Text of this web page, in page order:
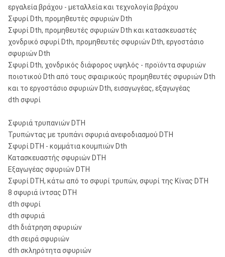
εργαλεία βράχου - μεταλλεία και τεχνολογία βράχου
Σφυρί Dth, προμηθευτές σφυριών Dth
Σφυρί Dth, προμηθευτές σφυριών Dth και κατασκευαστές
χονδρικό σφυρί Dth, προμηθευτές σφυριών Dth, εργοστάσιο
σφυριών Dth
Σφυρί Dth, χονδρικός διάφορος υψηλός - προϊόντα σφυριών
ποιοτικού Dth από τους σφαιρικούς προμηθευτές σφυριών Dth
και το εργοστάσιο σφυριών Dth, εισαγωγέας, εξαγωγέας
dth σφυρί
Σφυριά τρυπανιών DTH
Τρυπώντας με τρυπάνι σφυριά ανεφοδιασμού DTH
Σφυρί DTH - κομμάτια κουμπιών Dth
Κατασκευαστής σφυριών DTH
Εξαγωγέας σφυριών DTH
Σφυρί DTH, κάτω από το σφυρί τρυπών, σφυρί της Κίνας DTH
8 σφυριά ίντσας DTH
dth σφυρί
dth σφυριά
dth διάτρηση σφυριών
dth σειρά σφυριών
dth σκληρότητα σφυριών